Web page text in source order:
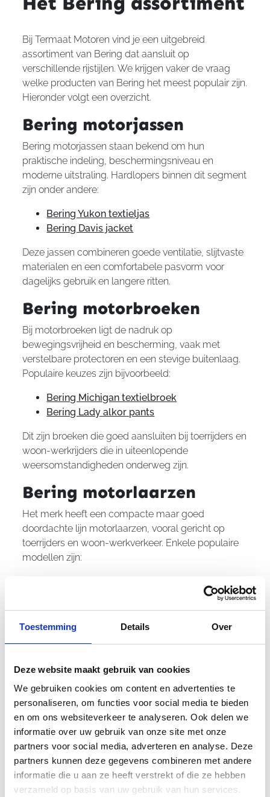
Toestemming Details Over
Deze website maakt gebruik van cookies
We gebruiken cookies om content en advertenties te
personaliseren, om functies voor social media te bieden
en om ons websiteverkeer te analyseren. Ook delen we
informatie over uw gebruik van onze site met onze
partners voor social media, adverteren en analyse. Deze
partners kunnen deze gegevens combineren met andere
informatie die u aan ze heeft verstrekt of die ze hebben
verzameld op basis van uw gebruik van hun services.
Bij Termaat Motoren vind je een uitgebreid
assortiment van Bering dat aansluit op
verschillende rijstijlen. We krijgen vaker de vraag
welke producten van Bering het meest populair zijn.
Hieronder volgt een overzicht.
Bering motorjassen
Bering motorjassen staan bekend om hun
praktische indeling, beschermingsniveau en
moderne uitstraling. Hardlopers binnen dit segment
zijn onder andere:
Bering Yukon textieljas
Bering Davis jacket
Deze jassen combineren goede ventilatie, slijtvaste
materialen en een comfortabele pasvorm voor
dagelijks gebruik en langere ritten.
Bering motorbroeken
Bij motorbroeken ligt de nadruk op
bewegingsvrijheid en bescherming, vaak met
verstelbare protectoren en een stevige buitenlaag.
Populaire keuzes zijn bijvoorbeeld:
Bering Michigan textielbroek
Bering Lady alkor pants
Dit zijn broeken die goed aansluiten bij toerrijders en
woon-werkrijders die in uiteenlopende
weersomstandigheden onderweg zijn.
Bering motorlaarzen
Het merk heeft een compacte maar goed
doordachte lijn motorlaarzen, vooral gericht op
toerrijders en woon-werkverkeer. Enkele populaire
modellen zijn:
comfortabele pasvorm, robuuste constructie en het
Bering bij Termaat
Motoren
BijTermaat Motorenmag je rekenen op een ruim
assortiment Bering producten direct uit voorraad.
Onze productspecialisten staan klaar om te helpen
bij het kiezen van de juiste maat en pasvorm. In